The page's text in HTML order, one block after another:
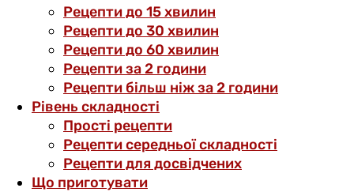
Рецепти до 15 хвилин
Рецепти до 30 хвилин
Рецепти до 60 хвилин
Рецепти за 2 години
Рецепти більш ніж за 2 години
Рівень складності
Прості рецепти
Рецепти середньої складності
Рецепти для досвідчених
Що приготувати